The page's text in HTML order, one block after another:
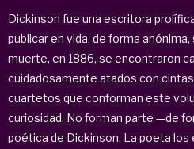
Dickinson fue una escritora
publicar en vida, de forma
muerte, en 1886, se encontraron
cuidadosamente atados con
cuartetos que conforman este
curiosidad. No forman parte —de
poética de Dickinson. La poeta los